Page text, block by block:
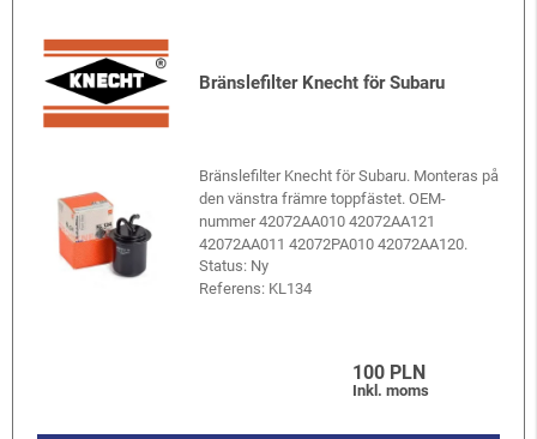
Bränslefilter Knecht för Subaru
Bränslefilter Knecht för Subaru. Monteras på
den vänstra främre toppfästet. OEM-
nummer 42072AA010 42072AA121
42072AA011 42072PA010 42072AA120.
Status: Ny
Referens: KL134
100 PLN
Inkl. moms